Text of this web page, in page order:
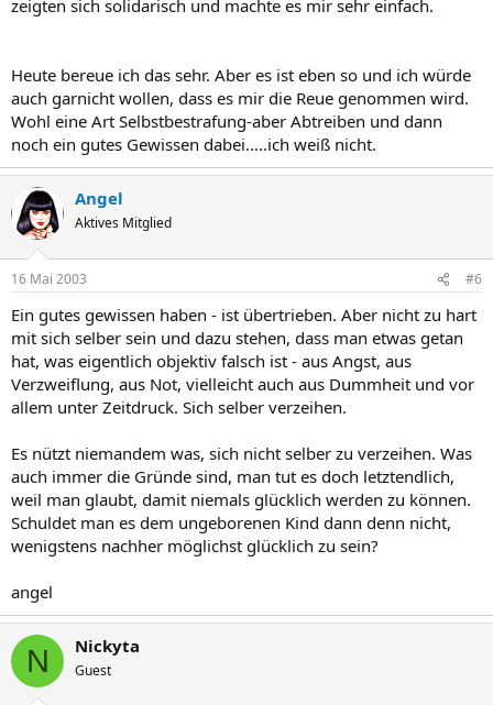
zeigten sich solidarisch und machte es mir sehr einfach.
Heute bereue ich das sehr. Aber es ist eben so und ich würde
auch garnicht wollen, dass es mir die Reue genommen wird.
Wohl eine Art Selbstbestrafung-aber Abtreiben und dann
noch ein gutes Gewissen dabei.....ich weiß nicht.
Angel
Aktives Mitglied
16 Mai 2003 #6
Ein gutes gewissen haben - ist übertrieben. Aber nicht zu hart
mit sich selber sein und dazu stehen, dass man etwas getan
hat, was eigentlich objektiv falsch ist - aus Angst, aus
Verzweiflung, aus Not, vielleicht auch aus Dummheit und vor
allem unter Zeitdruck. Sich selber verzeihen.
Es nützt niemandem was, sich nicht selber zu verzeihen. Was
auch immer die Gründe sind, man tut es doch letztendlich,
weil man glaubt, damit niemals glücklich werden zu können.
Schuldet man es dem ungeborenen Kind dann denn nicht,
wenigstens nachher möglichst glücklich zu sein?
angel
N Nickyta
Guest